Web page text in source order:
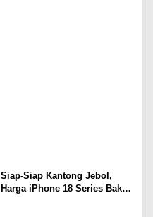
Siap-Siap Kantong Jebol,
Harga iPhone 18 Series Bakal